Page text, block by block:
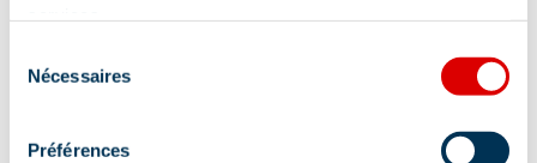
Nécessaires
Préférences
Voir plus